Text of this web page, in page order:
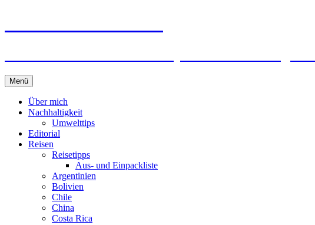
Menü Springe
zum
Inhalt
Über mich
Nachhaltigkeit
Umwelttips
Editorial
Reisen
Reisetipps
Aus- und Einpackliste
Argentinien
Bolivien
Chile
China
Costa Rica